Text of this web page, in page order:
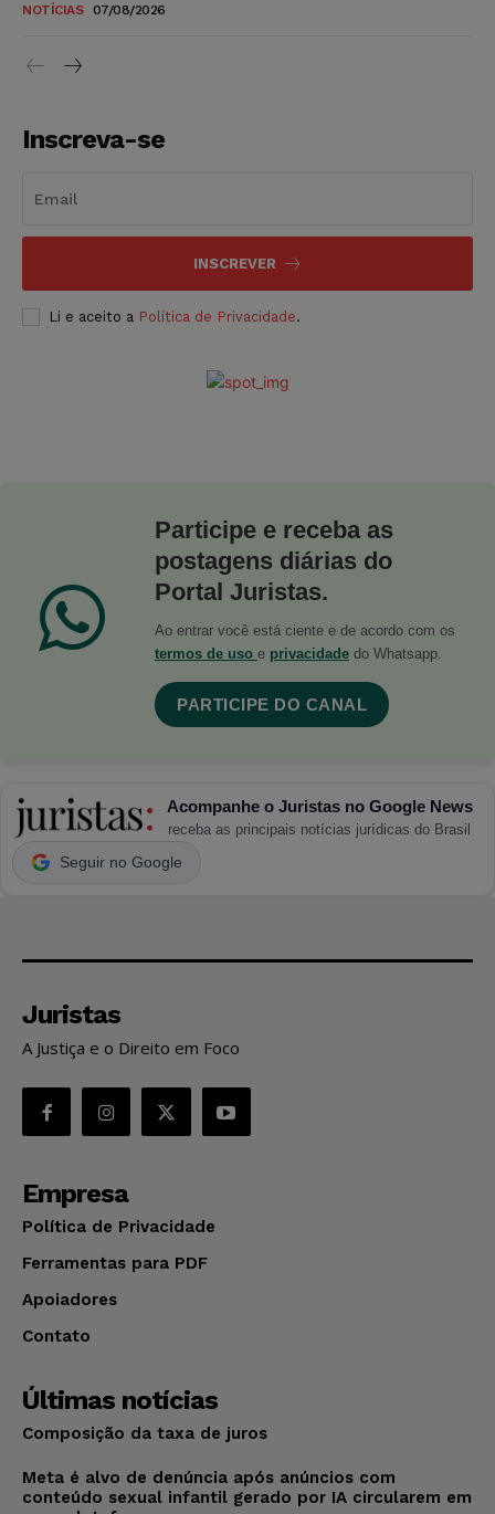
NOTÍCIAS 07/08/2026
Inscreva-se
INSCREVER
Li e aceito a Política de Privacidade.
Participe e receba as
postagens diárias do
Portal Juristas.
Ao entrar você está ciente e de acordo com os
termos de uso e privacidade do Whatsapp.
PARTICIPE DO CANAL
Acompanhe o Juristas no Google News
receba as principais notícias jurídicas do Brasil
Seguir no Google
Juristas
A Justiça e o Direito em Foco
Empresa
Política de Privacidade
Ferramentas para PDF
Apoiadores
Contato
Últimas notícias
Composição da taxa de juros
Meta é alvo de denúncia após anúncios com
conteúdo sexual infantil gerado por IA circularem em